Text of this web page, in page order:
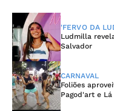
'FERVO DA
Ludmilla
Salvador
CARNAVAL
Foliões
Pagod'art e Lá